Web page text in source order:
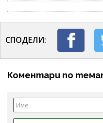
СПОДЕЛИ:
Коментари по